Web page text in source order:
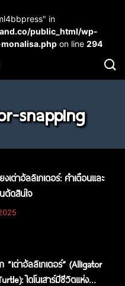
in
public_html/wp-
on line 294
snapping
งเต่าอัลลิเกเตอร์: คำเตือนและ
ตัดสินใจ
“เต่าอัลลิเกเตอร์” (Alligator
ไดโนเสาร์มีชีวิตแห่ง